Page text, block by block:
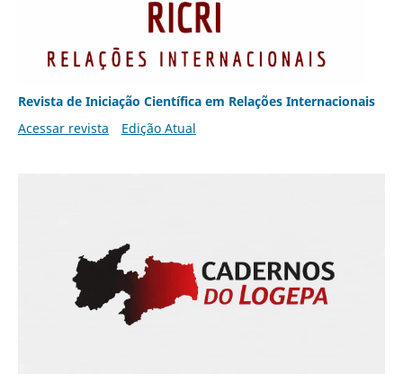
Revista de Iniciação Científica em Relações Internacionais
Acessar revista
Edição Atual